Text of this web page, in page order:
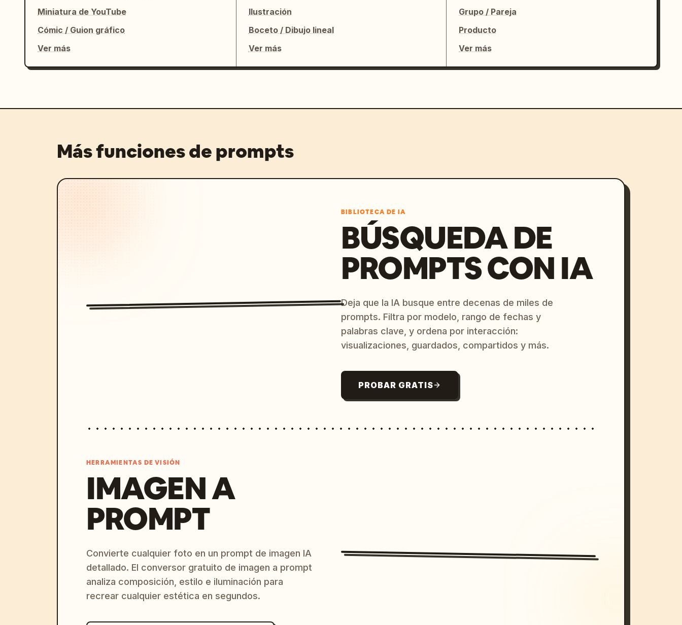
Miniatura de YouTube
Cómic / Guion gráfico
Ver más
Ilustración
Boceto / Dibujo lineal
Ver más
Grupo / Pareja
Producto
Ver más
Más funciones de prompts
BIBLIOTECA DE IA
BÚSQUEDA DE
PROMPTS CON IA
Deja que la IA busque entre decenas de miles de
prompts. Filtra por modelo, rango de fechas y
palabras clave, y ordena por interacción:
visualizaciones, guardados, compartidos y más.
PROBAR GRATIS
HERRAMIENTAS DE VISIÓN
IMAGEN A
PROMPT
Convierte cualquier foto en un prompt de imagen IA
detallado. El conversor gratuito de imagen a prompt
analiza composición, estilo e iluminación para
recrear cualquier estética en segundos.